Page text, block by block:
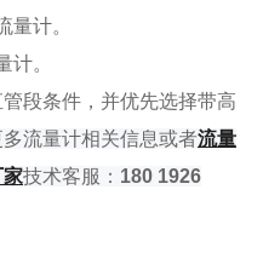
量计。
计。
段条件，并优先选择带高
多流量计相关信息或者流量
家技术客服： 180 1926